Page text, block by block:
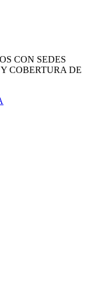
CON SEDES
COBERTURA DE